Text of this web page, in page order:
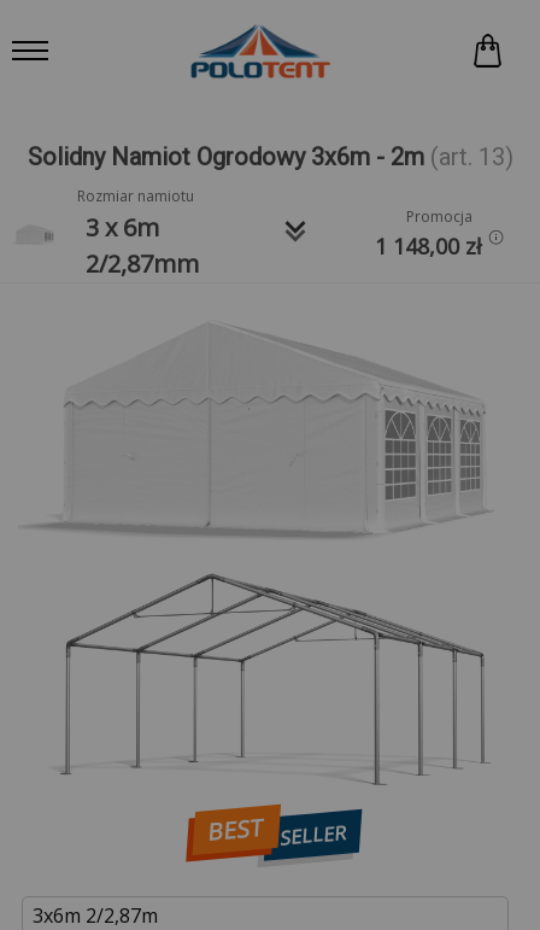
Solidny Namiot Ogrodowy 3x6m - 2m (art. 13)
Rozmiar namiotu
3 x 6m
2/2,87mm
keyboard_arrow_down Promocja
1 148,00 zł
BEST SELLER
3x6m 2/2,87m